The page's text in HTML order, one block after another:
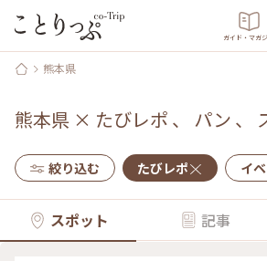
ガイド・マガ
熊本県
熊本県× たびレポ 、 パン 、
絞り込む たびレポ イ
スポット 記事